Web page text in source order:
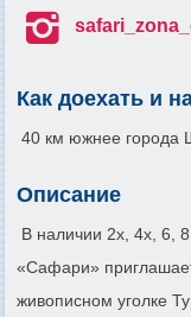

Как доехать и
40 км южнее города
Описание
В наличии 2х, 4х, 6,
«Сафари»
живописном уголке